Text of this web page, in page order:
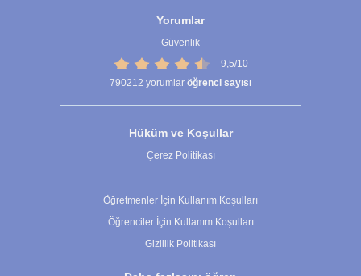
Yorumlar
Güvenlik
9,5/10
790212 yorumlar öğrenci sayısı
Hüküm ve Koşullar
Çerez Politikası
Öğretmenler İçin Kullanım Koşulları
Öğrenciler İçin Kullanım Koşulları
Gizlilik Politikası